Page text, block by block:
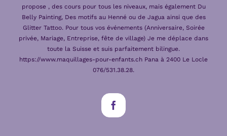
propose , des cours pour tous les niveaux, mais également Du
Belly Painting, Des motifs au Henné ou de Jagua ainsi que des
Glitter Tattoo. Pour tous vos événements (Anniversaire, Soirée
privée, Mariage, Entreprise, fête de village) Je me déplace dans
toute la Suisse et suis parfaitement bilingue.
https://www.maquillages-pour-enfants.ch Pana à 2400 Le Locle
076/531.38.28.